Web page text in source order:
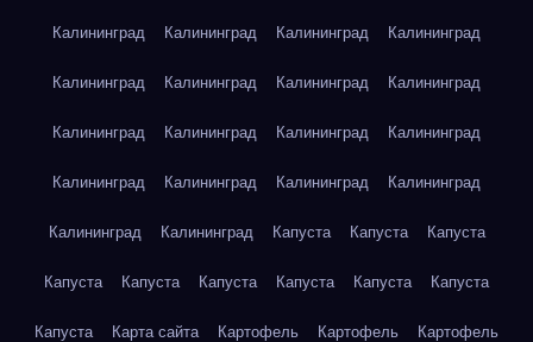
Калининград Калининград Калининград Калининград
Калининград Калининград Калининград Калининград
Калининград Калининград Калининград Калининград
Калининград Калининград Калининград Калининград
Калининград Калининград Капуста Капуста Капуста
Капуста Капуста Капуста Капуста Капуста Капуста
Капуста Карта сайта Картофель Картофель Картофель